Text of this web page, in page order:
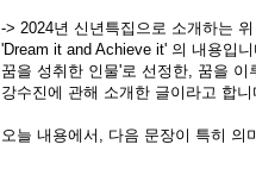
-> 2024년 신년특집으로 소개하는
'Dream it and Achieve it' 의 내용입
꿈을 성취한 인물'로 선정한, 꿈을
강수진에 관해 소개한 글이라고 합니
오늘 내용에서, 다음 문장이 특히 의